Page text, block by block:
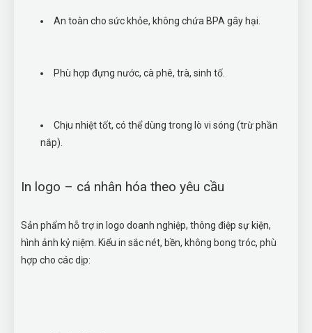
An toàn cho sức khỏe, không chứa BPA gây hại.
Phù hợp đựng nước, cà phê, trà, sinh tố.
Chịu nhiệt tốt, có thể dùng trong lò vi sóng (trừ phần
nắp).
In logo – cá nhân hóa theo yêu cầu
Sản phẩm hỗ trợ in logo doanh nghiệp, thông điệp sự kiện,
hình ảnh kỷ niệm. Kiểu in sắc nét, bền, không bong tróc, phù
hợp cho các dịp: